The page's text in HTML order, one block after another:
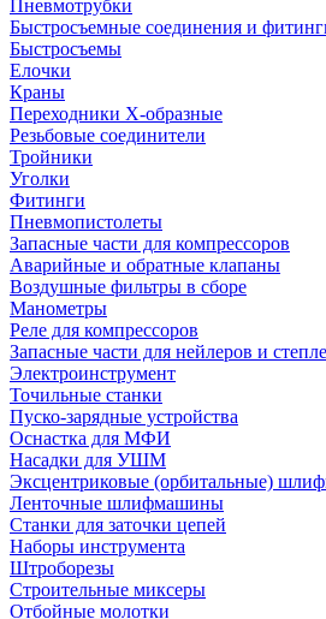
Пневмотрубки
Быстросъемные соединения и
Быстросъемы
Елочки
Краны
Переходники Х-образные
Резьбовые соединители
Тройники
Уголки
Фитинги
Пневмопистолеты
Запасные части для компрессоров
Аварийные и обратные клапаны
Воздушные фильтры в сборе
Манометры
Реле для компрессоров
Запасные части для нейлеров и
Электроинструмент
Точильные станки
Пуско-зарядные устройства
Оснастка для МФИ
Насадки для УШМ
Эксцентриковые (орбитальные)
Ленточные шлифмашины
Станки для заточки цепей
Наборы инструмента
Штроборезы
Строительные миксеры
Отбойные молотки